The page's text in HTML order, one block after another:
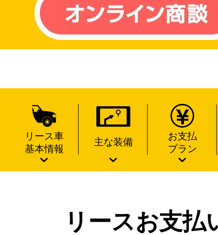
リース車
基本情報
主な装備
お支払
プラン
リースお支払